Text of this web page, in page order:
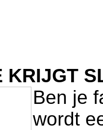
KRIJGT
Ben je
wordt